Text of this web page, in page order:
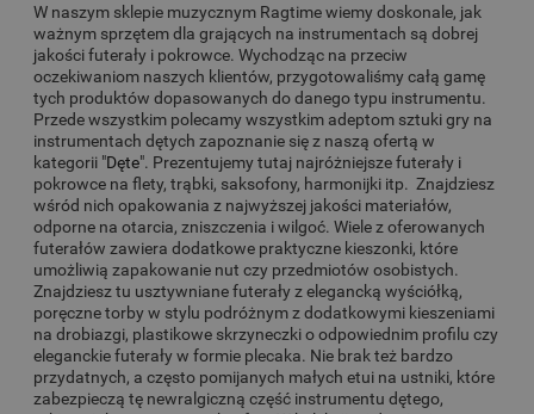
W naszym sklepie muzycznym Ragtime wiemy doskonale, jak
ważnym sprzętem dla grających na instrumentach są dobrej
jakości futerały i pokrowce. Wychodząc na przeciw
oczekiwaniom naszych klientów, przygotowaliśmy całą gamę
tych produktów dopasowanych do danego typu instrumentu.
Przede wszystkim polecamy wszystkim adeptom sztuki gry na
instrumentach dętych zapoznanie się z naszą ofertą w
kategorii "Dęte". Prezentujemy tutaj najróżniejsze futerały i
pokrowce na flety, trąbki, saksofony, harmonijki itp. Znajdziesz
wśród nich opakowania z najwyższej jakości materiałów,
odporne na otarcia, zniszczenia i wilgoć. Wiele z oferowanych
futerałów zawiera dodatkowe praktyczne kieszonki, które
umożliwią zapakowanie nut czy przedmiotów osobistych.
Znajdziesz tu usztywniane futerały z elegancką wyściółką,
poręczne torby w stylu podróżnym z dodatkowymi kieszeniami
na drobiazgi, plastikowe skrzyneczki o odpowiednim profilu czy
eleganckie futerały w formie plecaka. Nie brak też bardzo
przydatnych, a często pomijanych małych etui na ustniki, które
zabezpieczą tę newralgiczną część instrumentu dętego,